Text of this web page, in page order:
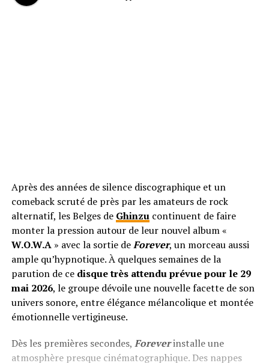
Après des années de silence discographique et un
comeback scruté de près par les amateurs de rock
alternatif, les Belges de Ghinzucontinuent de faire
monter la pression autour de leur nouvel album «
W.O.W.A» avec la sortie deForever, un morceau aussi
ample qu’hypnotique. À quelques semaines de la
parution de ce disque très attendu prévue pour le 29
mai 2026, le groupe dévoile une nouvelle facette de son
univers sonore, entre élégance mélancolique et montée
émotionnelle vertigineuse.
Dès les premières secondes, Foreverinstalle une
atmosphère presque cinématographique. Des nappes